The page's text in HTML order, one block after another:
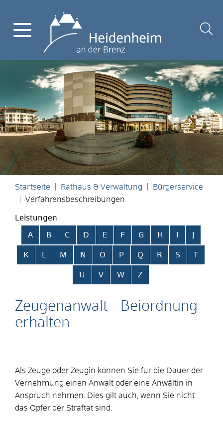
Startseite Rathaus & Verwaltung
Bürgerservice
Verfahrensbeschreibungen
Leistungen
Alphabetisches Register überspringen
A B C D E F G H
K L M N O P Q R S T
U V W Z
Zeugenanwalt - Beiordnung
erhalten
Als Zeuge oder Zeugin können Sie für die Dauer der
Vernehmung einen Anwalt oder eine Anwältin in
Anspruch nehmen. Dies gilt auch, wenn Sie nicht
das Opfer der Straftat sind.